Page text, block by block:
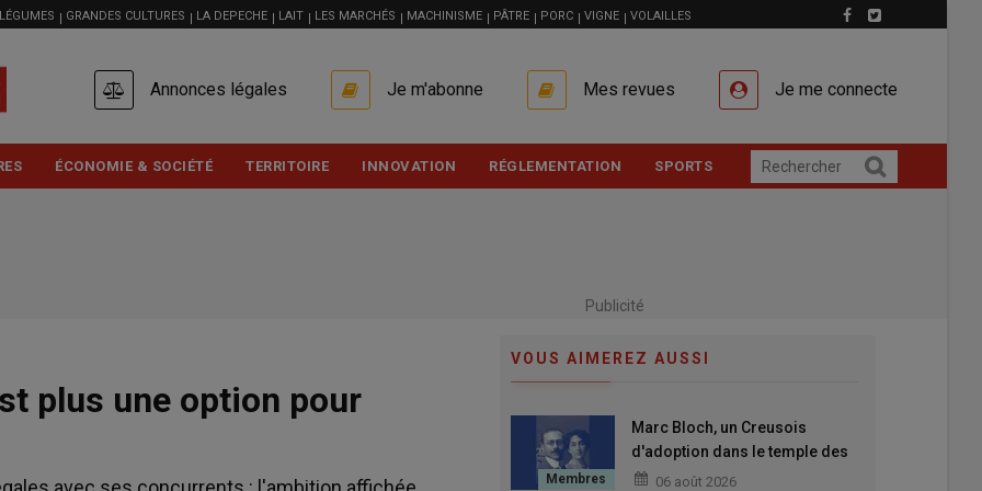
GRANDES CULTURES LA DEPECHE LAIT LES MARCHÉS MACHINISME PÂTRE PORC VIGNE VOLAILLES
ACCOUNT
Annonces légales Je m'abonne Mes revues Je me connecte
ÉCONOMIE & SOCIÉTÉ TERRITOIRE INNOVATION RÉGLEMENTATION SPORTS
Publicité
plus une option pour
VOUS AIMEREZ AUSSI
Marc Bloch, un Creusois
d'adoption dans le temple des
grands Hommes
06 août 2026